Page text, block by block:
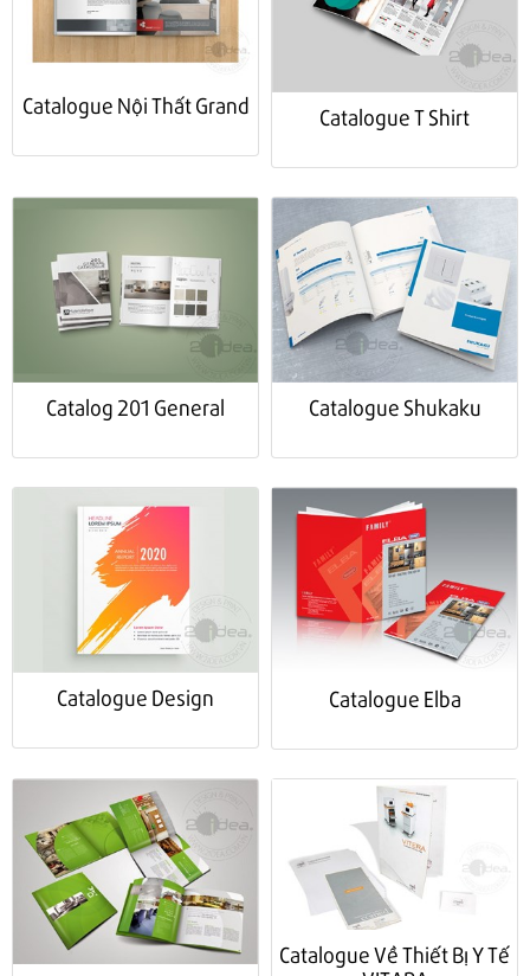
Catalogue Nội Thất Grand Catalogue T Shirt
Catalog 201 General Catalogue Shukaku
Catalogue Design Catalogue Elba
Catalogue Về Thiết Bị Y Tế